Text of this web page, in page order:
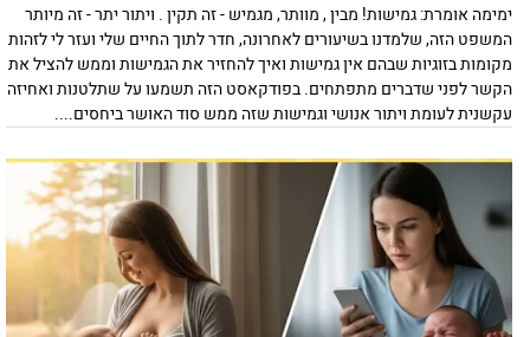
ימימה אומרת: גמישות! מבין , מוותר, מגמיש - זה תקין . ויתור יתר - זה מיותר
המשפט הזה, שלמדנו בשיעורים לאחרונה, חדר לתוך החיים שלי ועזר לי לזהות
מקומות בזוגיות שבהם אין גמישות ואיך להחזיר את הגמישות וממש להציל את
הקשר לפני שדברים מתפתחים. בפודקאסט הזה תשמעו על שתלטנות ואחיזה
עקשנית לעומת ויתור אנושי וגמישות שזה ממש סוד האושר ביחסים....